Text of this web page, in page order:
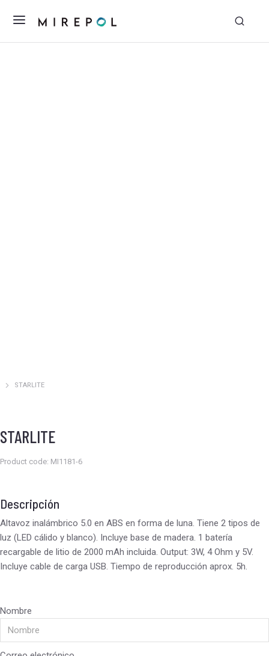
Estás aquí:
STARLITE
STARLITE
Product code: MI1181-6
Descripción
Altavoz inalámbrico 5.0 en ABS en forma de luna. Tiene 2 tipos de
luz (LED cálido y blanco). Incluye base de madera. 1 batería
recargable de litio de 2000 mAh incluida. Output: 3W, 4 Ohm y 5V.
Incluye cable de carga USB. Tiempo de reproducción aprox. 5h.
Nombre